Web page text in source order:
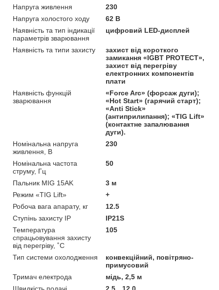
Напруга живлення
230
Напруга холостого ходу
62 В
Наявність та тип індикації
параметрів зварювання
цифровий LED-дисплей
Наявність та типи захисту
захист від короткого
замикання «IGBT PROTECT»,
захист від перегріву
електронних компонентів
плати
Наявність функцій
зварювання
«Force Arc» (форсаж дуги);
«Hot Start» (гарячий старт);
«Anti Stick»
(антиприлипання); «TIG Lift»
(контактне запалювання
дуги).
Номінальна напруга
живлення, В
230
Номінальна частота
струму, Гц
50
Пальник MIG 15AK
3 м
Режим «TIG Lift»
+
Робоча вага апарату, кг
12.5
Ступінь захисту IP
IP21S
Температура
спрацьовування захисту
від перегріву, ˚С
105
Тип системи охолодження
конвекційний, повітряно-
примусовий
Тримач електрода
мідь, 2,5 м
Швидкість подачі
2,5…12,0